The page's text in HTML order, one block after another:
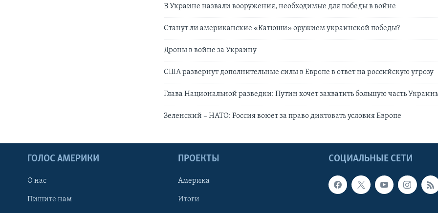
В Украине назвали вооружения, необходимые для победы в войне
Станут ли американские «Катюши» оружием украинской победы?
Дроны в войне за Украину
США развернут дополнительные силы в Европе в ответ на российскую угрозу
Глава Национальной разведки: Путин хочет захватить большую часть
Зеленский – НАТО: Россия воюет за право диктовать условия Европе
СОЦИАЛЬНЫЕ СЕТИ
ГОЛОС АМЕРИКИ
О нас
Пишите нам
ПРОЕКТЫ
Америка
Итоги